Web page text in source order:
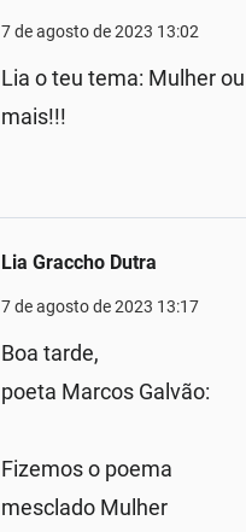
7 de agosto de 2023 13:02
Lia o teu tema: Mulher
mais!!!
Lia Graccho Dutra
7 de agosto de 2023 13:17
Boa tarde,
poeta Marcos Galvão:
Fizemos o poema
mesclado Mulher